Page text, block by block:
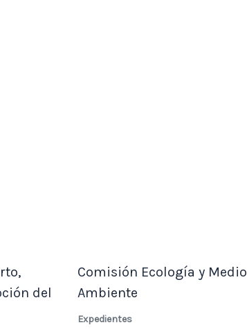
del
Comisión Ecología y Medio
Ambiente
Expedientes